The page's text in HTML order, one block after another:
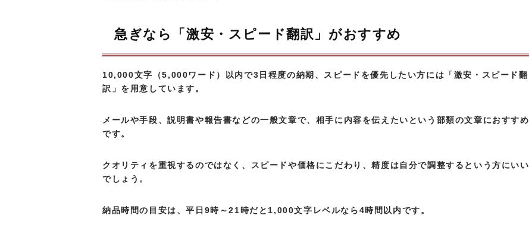
急ぎなら「激安・スピード翻訳」がおすすめ
10,000文字（5,000ワード）以内で3日程度の納期、スピードを優先したい方には「激安・スピード翻
訳」を用意しています。
メールや手段、説明書や報告書などの一般文章で、相手に内容を伝えたいという部類の文章におすすめ
です。
クオリティを重視するのではなく、スピードや価格にこだわり、精度は自分で調整するという方にいい
でしょう。
納品時間の目安は、平日9時～21時だと1,000文字レベルなら4時間以内です。